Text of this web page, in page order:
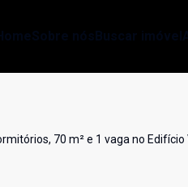
70 m² e 1 vaga no